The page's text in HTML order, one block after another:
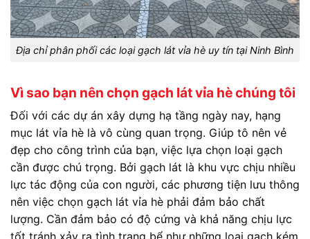
Địa chỉ phân phối các loại gạch lát vỉa hè uy tín tại Ninh Bình
Vì sao bạn nên chọn gạch lát vỉa hè chúng tôi
Đối với các dự án xây dựng hạ tầng ngày nay, hạng
mục lát vỉa hè là vô cùng quan trọng. Giúp tô nên vẻ
đẹp cho công trình của bạn, việc lựa chọn loại gạch
cần được chú trọng. Bởi gạch lát là khu vực chịu nhiều
lực tác động của con người, các phương tiện lưu thông
nên việc chọn gạch lát vỉa hè phải đảm bảo chất
lượng. Cần đảm bảo có độ cứng và khả năng chịu lực